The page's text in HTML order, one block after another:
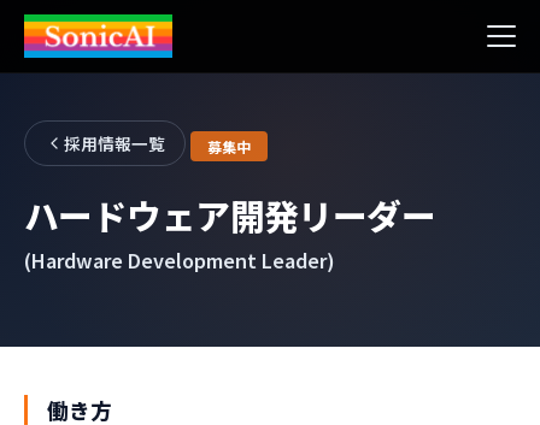
採用情報一覧 募集中
ハードウェア開発リーダー
(Hardware Development Leader)
働き方